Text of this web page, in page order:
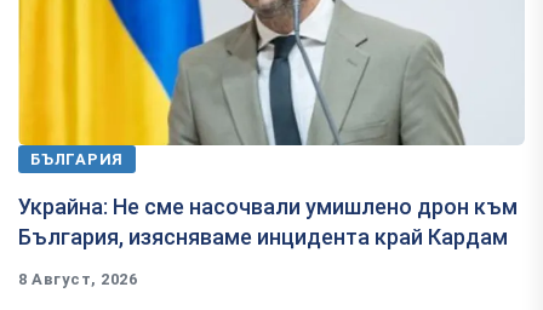
БЪЛГАРИЯ
Украйна: Не сме насочвали умишлено дрон към
България, изясняваме инцидента край Кардам
8 Август, 2026